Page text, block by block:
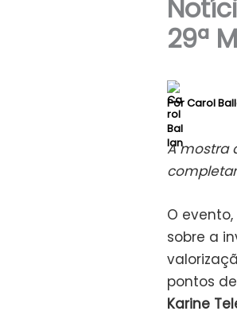
29ª
PorCarol
A mostra
O
sobre a
pontos
Karine